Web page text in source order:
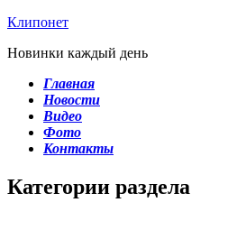
Клипонет
Новинки каждый день
Главная
Новости
Видео
Фото
Контакты
Категории раздела